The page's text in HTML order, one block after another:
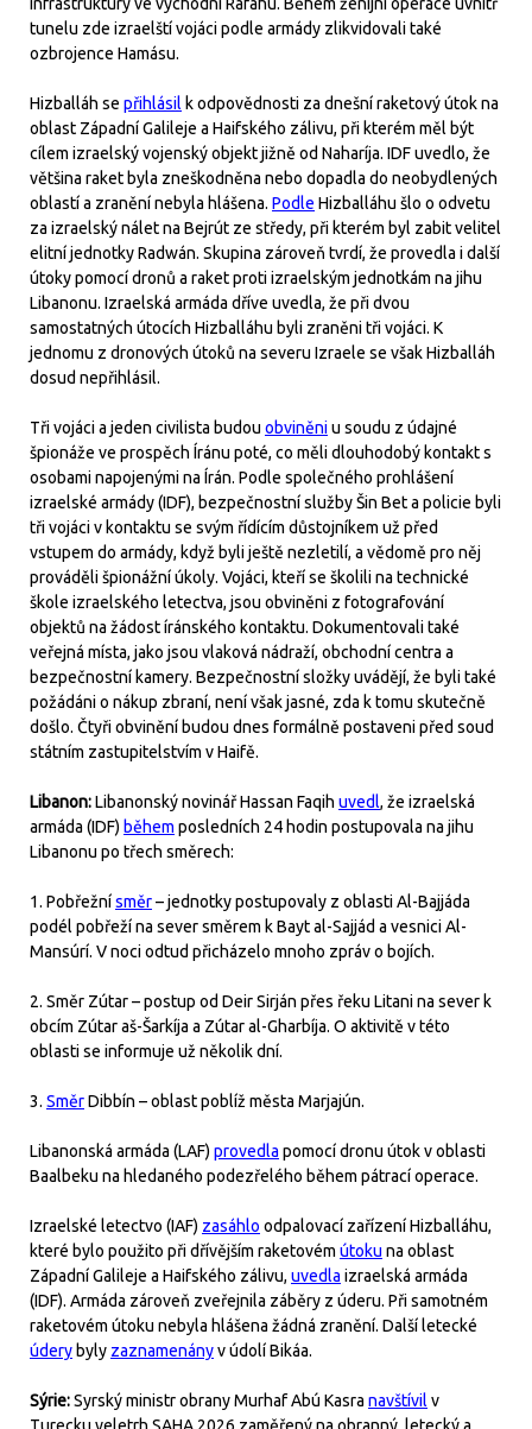
tunelu zde izraelští vojáci podle armády zlikvidovali také
ozbrojence Hamásu.
Hizballáh se přihlásil k odpovědnosti za dnešní raketový útok na
oblast Západní Galileje a Haifského zálivu, při kterém měl být
cílem izraelský vojenský objekt jižně od Naharíja. IDF uvedlo, že
většina raket byla zneškodněna nebo dopadla do neobydlených
oblastí a zranění nebyla hlášena. Podle Hizballáhu šlo o odvetu
za izraelský nálet na Bejrút ze středy, při kterém byl zabit velitel
elitní jednotky Radwán. Skupina zároveň tvrdí, že provedla i další
útoky pomocí dronů a raket proti izraelským jednotkám na jihu
Libanonu. Izraelská armáda dříve uvedla, že při dvou
samostatných útocích Hizballáhu byli zraněni tři vojáci. K
jednomu z dronových útoků na severu Izraele se však Hizballáh
dosud nepřihlásil.
Tři vojáci a jeden civilista budou obviněniu soudu z údajné
špionáže ve prospěch Íránu poté, co měli dlouhodobý kontakt s
osobami napojenými na Írán. Podle společného prohlášení
izraelské armády (IDF), bezpečnostní služby Šin Bet a policie byli
tři vojáci v kontaktu se svým řídícím důstojníkem už před
vstupem do armády, když byli ještě nezletilí, a vědomě pro něj
prováděli špionážní úkoly. Vojáci, kteří se školili na technické
škole izraelského letectva, jsou obviněni z fotografování
objektů na žádost íránského kontaktu. Dokumentovali také
veřejná místa, jako jsou vlaková nádraží, obchodní centra a
bezpečnostní kamery. Bezpečnostní složky uvádějí, že byli také
požádáni o nákup zbraní, není však jasné, zda k tomu skutečně
došlo. Čtyři obvinění budou dnes formálně postaveni před soud
státním zastupitelstvím v Haifě.
Libanon:Libanonský novinář Hassan Faqih uvedl, že izraelská
armáda (IDF) během posledních 24 hodin postupovala na jihu
Libanonu po třech směrech:
1. Pobřežnísměr– jednotky postupovaly z oblasti Al-Bajjáda
podél pobřeží na sever směrem k Bayt al-Sajjád a vesnici Al-
Mansúrí. V noci odtud přicházelo mnoho zpráv o bojích.
2. Směr Zútar – postup od Deir Sirján přes řeku Litani na sever k
obcím Zútar aš-Šarkíja a Zútar al-Gharbíja. O aktivitě v této
oblasti se informuje už několik dní.
3. SměrDibbín – oblast poblíž města Marjajún.
Libanonská armáda (LAF) provedla pomocí dronu útok v oblasti
Baalbeku na hledaného podezřelého během pátrací operace.
Izraelské letectvo (IAF) zasáhlo odpalovací zařízení Hizballáhu,
které bylo použito při dřívějším raketovém útoku na oblast
Západní Galileje a Haifského zálivu, uvedla izraelská armáda
(IDF). Armáda zároveň zveřejnila záběry z úderu. Při samotném
raketovém útoku nebyla hlášena žádná zranění. Další letecké
údery byly zaznamenányv údolí Bikáa.
Sýrie:Syrský ministr obrany Murhaf Abú Kasra navštívil v